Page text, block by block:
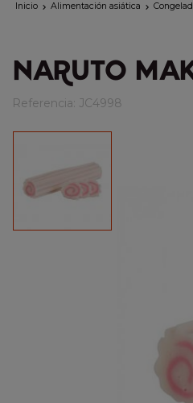
Inicio  Alimentación asiática 
NARUTO
Referencia: JC4998